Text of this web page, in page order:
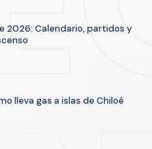
2026: Calendario, partidos y
lleva gas a islas de Chiloé